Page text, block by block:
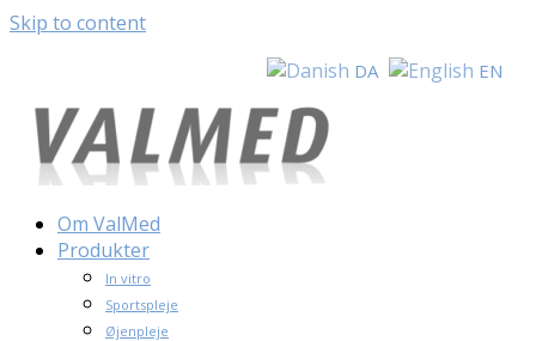
Skip to content
DA EN
Om ValMed
Produkter
In vitro
Sportspleje
Øjenpleje